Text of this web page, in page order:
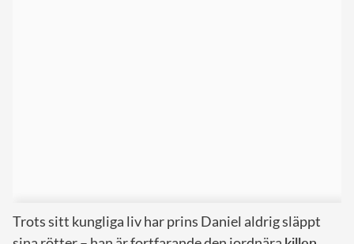
Trots sitt kungliga liv har prins Daniel aldrig släppt